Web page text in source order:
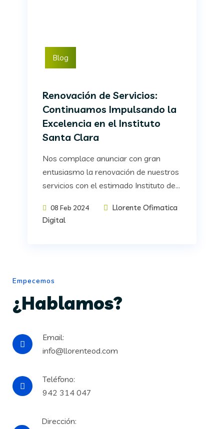
Blog
Renovación de Servicios:
Continuamos Impulsando la
Excelencia en el Instituto
Santa Clara
Nos complace anunciar con gran
entusiasmo la renovación de nuestros
servicios con el estimado Instituto de...
08 Feb 2024
Llorente Ofimatica
Digital
Empecemos
¿Hablamos?
Email:
info@llorenteod.com
Teléfono:
942 314 047
Dirección: